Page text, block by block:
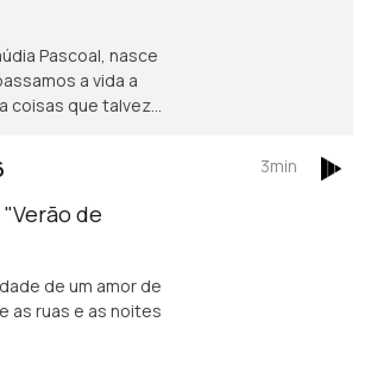
Pascoal, nasce
a vida a
coisas que talvez
de
de um amor de
as ruas e as noites
3min